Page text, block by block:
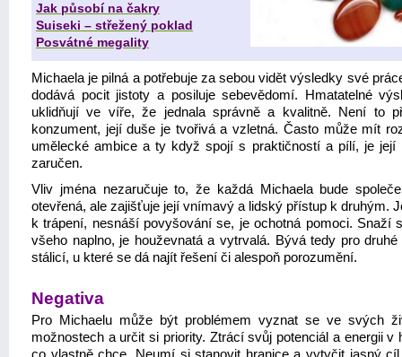
Jak působí na čakry
Suiseki – střežený poklad
Posvátné megality
Michaela je pilná a potřebuje za sebou vidět výsledky své
dodává pocit jistoty a posiluje sebevědomí. Hmatatelné
uklidňují ve víře, že jednala správně a kvalitně. Není to
konzument, její duše je tvořivá a vzletná. Často může mít
umělecké ambice a ty když spojí s praktičností a pílí, je její
zaručen.
Vliv jména nezaručuje to, že každá Michaela bude
otevřená, ale zajišťuje její vnímavý a lidský přístup k druhým.
k trápení, nesnáší povyšování se, je ochotná pomoci. Snaží
všeho naplno, je houževnatá a vytrvalá. Bývá tedy pro druhé
stálicí, u které se dá najít řešení či alespoň porozumění.
Negativa
Pro Michaelu může být problémem vyznat se ve svých
možnostech a určit si priority. Ztrácí svůj potenciál a energii v